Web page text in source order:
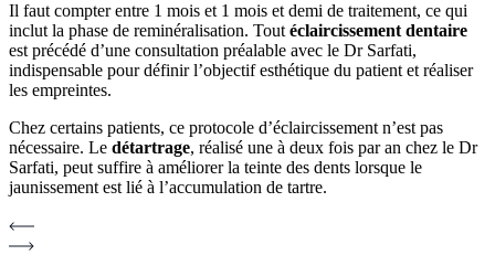
Il faut compter entre 1 mois et 1 mois et demi de traitement, ce qui
inclut la phase de reminéralisation. Tout éclaircissement dentaire
est précédé d’une consultation préalable avec le Dr Sarfati,
indispensable pour définir l’objectif esthétique du patient et réaliser
les empreintes.
Chez certains patients, ce protocole d’éclaircissement n’est pas
nécessaire. Le détartrage, réalisé une à deux fois par an chez le Dr
Sarfati, peut suffire à améliorer la teinte des dents lorsque le
jaunissement est lié à l’accumulation de tartre.